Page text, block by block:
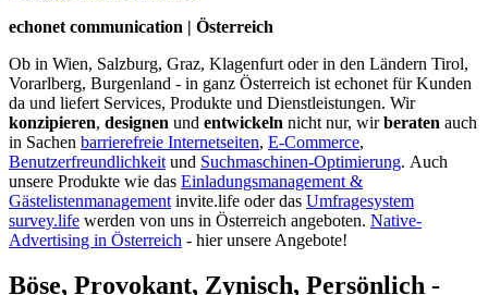
echonet communication | Österreich
Ob in Wien, Salzburg, Graz, Klagenfurt oder in den Ländern Tirol,
Vorarlberg, Burgenland - in ganz Österreich ist echonet für Kunden
da und liefert Services, Produkte und Dienstleistungen. Wir
konzipieren, designen und entwickeln nicht nur, wirberaten auch
in Sachen barrierefreie Internetseiten, E-Commerce,
Benutzerfreundlichkeit und Suchmaschinen-Optimierung. Auch
unsere Produkte wie das Einladungsmanagement &
Gästelistenmanagement invite.life oder das Umfragesystem
survey.life werden von uns in Österreich angeboten. Native-
Advertising in Österreich - hier unsere Angebote!
Böse, Provokant, Zynisch, Persönlich -